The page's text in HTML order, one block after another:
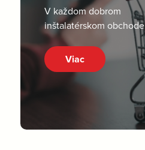
V každom dobrom
inštalatérskom obchode
Viac